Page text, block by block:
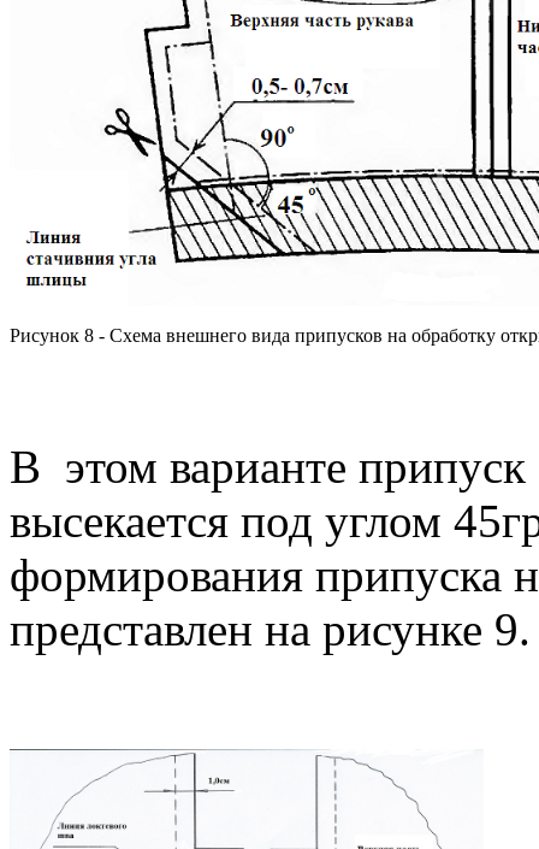
Рисунок 8 - Схема внешнего вида припусков на обработку
В этом варианте припуск
высекается под углом
формирования припуска
представлен на рисунке 9.